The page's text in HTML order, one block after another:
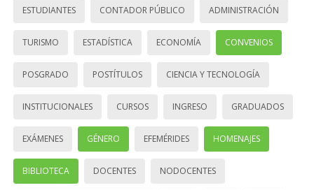
ESTUDIANTES CONTADOR PÚBLICO ADMINISTRACIÓN
TURISMO ESTADÍSTICA ECONOMÍA CONVENIOS
POSGRADO POSTÍTULOS CIENCIA Y TECNOLOGÍA
INSTITUCIONALES CURSOS INGRESO GRADUADOS
EXÁMENES GÉNERO EFEMÉRIDES HOMENAJES
BIBLIOTECA DOCENTES NODOCENTES